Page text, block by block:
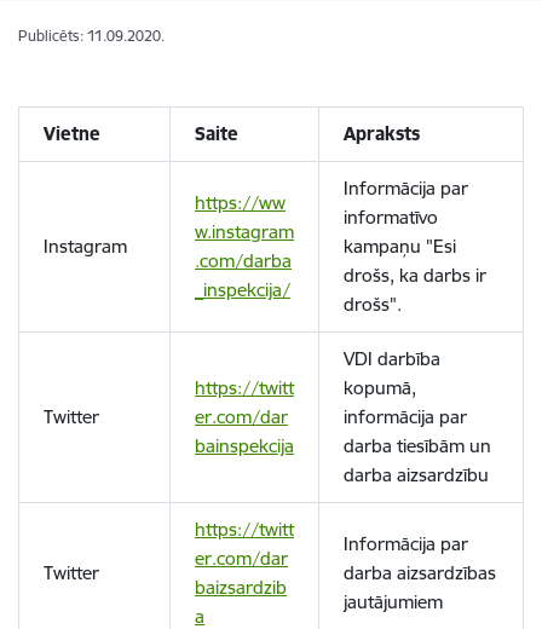
Publicēts: 11.09.2020.
Vietne Saite Apraksts
Instagram
https://ww
w.instagram
.com/darba
_inspekcija/
Informācija par
informatīvo
kampaņu "Esi
drošs, ka darbs ir
drošs".
Twitter
https://twitt
er.com/dar
bainspekcija
VDI darbība
kopumā,
informācija par
darba tiesībām un
darba aizsardzību
Twitter
https://twitt
er.com/dar
baizsardzib
a
Informācija par
darba aizsardzības
jautājumiem